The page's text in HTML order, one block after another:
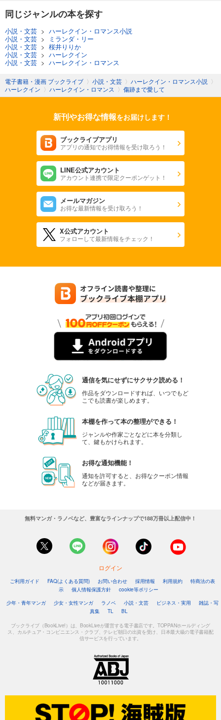
同じジャンルの本を探す
小説・文芸 > ハーレクイン・ロマンス小説
小説・文芸 >
ミランダ・リー
小説・文芸 > 桜井りりか
小説・文芸 > ハーレクイン
小説・文芸 > ハーレクイン・ロマンス
電子書籍・漫画 ブックライブ 〉 小説・文芸 〉 ハーレクイン・ロマンス小説 〉
ハーレクイン 〉 ハーレクイン・ロマンス 〉 傷跡まで愛して
新刊やお得な情報をお届けします！
ブックライブアプリ
アプリの通知でお得情報を受け取ろう！
LINE公式アカウント
アカウント連携で限定クーポンゲット！
メールマガジン
お得な最新情報を受け取ろう！
X公式アカウント
フォローして最新情報をチェック！
通信を気にせずにサクサク読める！
作品をダウンロードすれば、いつでもど
こでも読書が楽しめます。
本棚を作って本の整理ができる！
ジャンルや作家ごとなどに本を分類し
て、鍵もかけられます。
お得な通知機能！
通知を許可すると、お得なクーポン情報
などが届きます。
無料マンガ・ラノベなど、豊富なラインナップで188万冊以上配信中！
ログイン
ご利用ガイド FAQ(よくある質問) お問い合わせ 採用情報 利用規約
特商法の表
示
個人情報保護方針
cookie等ポリシー
少年・青年マンガ
少女・女性マンガ ラノベ 小説・文芸 ビジネス・実用
雑誌・写
真集
TL BL
ブックライブ（BookLive!）は、BookLiveが運営する電子書店です。TOPPANホールディング
ス、カルチュア・コンビニエンス・クラブ、テレビ朝日の出資を受け、日本最大級の電子書籍配
信サービスを行っています。